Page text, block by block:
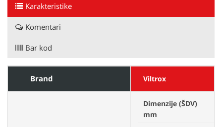
Karakteristike
Komentari
Bar kod
Brand Viltrox
Dimenzije (ŠDV)
mm